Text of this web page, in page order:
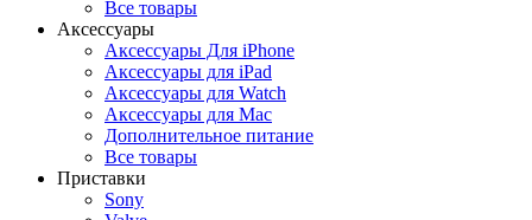
Все товары
Аксессуары
Аксессуары Для iPhone
Аксессуары для iPad
Аксессуары для Watch
Аксессуары для Mac
Дополнительное питание
Все товары
Приставки
Sony